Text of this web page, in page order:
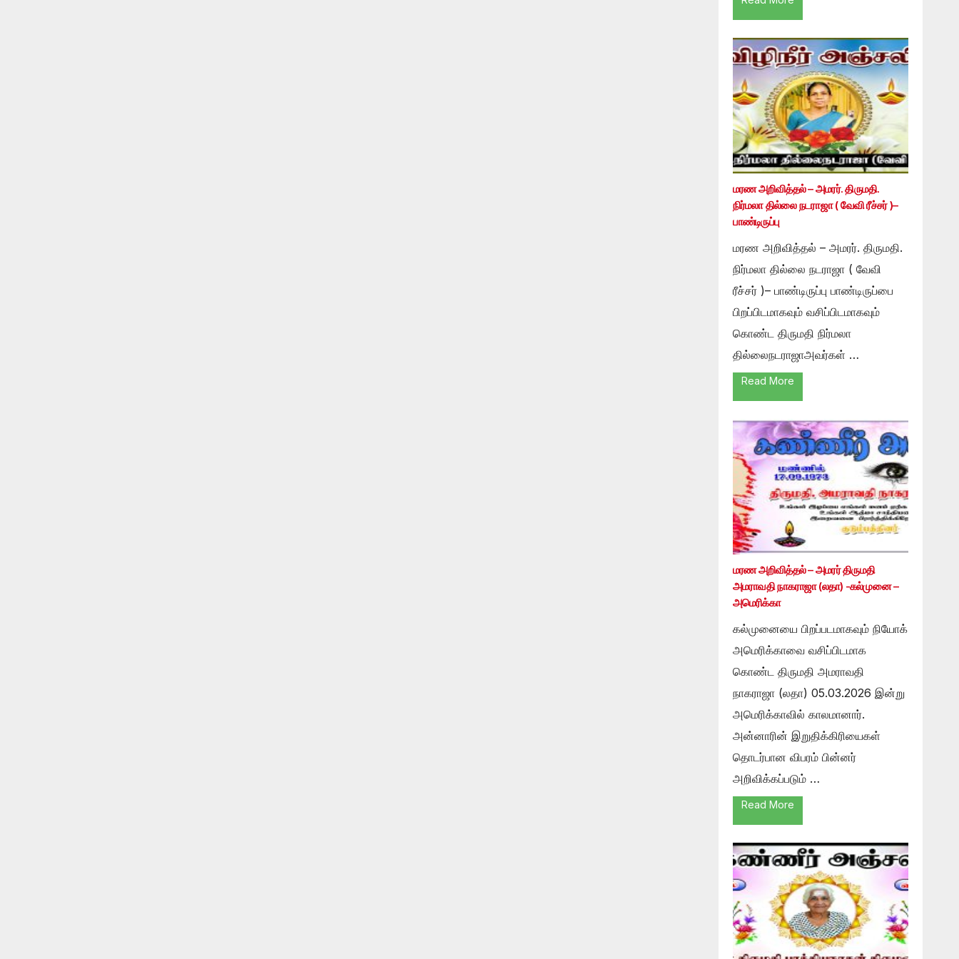
மரண அறிவித்தல் – அமரர். திருமதி.
நிர்மலா தில்லை நடராஜா ( வேவி ரீச்சர் )–
பாண்டிருப்பு
மரண அறிவித்தல் – அமரர். திருமதி.
நிர்மலா தில்லை நடராஜா ( வேவி
ரீச்சர் )– பாண்டிருப்பு பாண்டிருப்பை
பிறப்பிடமாகவும் வசிப்பிடமாகவும்
கொண்ட திருமதி நிர்மலா
தில்லைநடராஜாஅவர்கள் …
Read More
மரண அறிவித்தல் – அமரர் திருமதி
அமராவதி நாகராஜா (லதா) -கல்முனை –
அமெரிக்கா
கல்முனையை பிறப்படமாகவும் நியோக்
அமெரிக்காவை வசிப்பிடமாக
கொண்ட திருமதி அமராவதி
நாகராஜா (லதா) 05.03.2026 இன்று
அமெரிக்காவில் காலமானார்.
அன்னாரின் இறுதிக்கிரியைகள்
தொடர்பான விபரம் பின்னர்
அறிவிக்கப்படும் …
Read More